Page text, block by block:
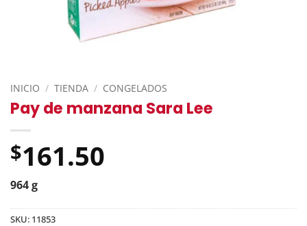
INICIO / TIENDA / CONGELADOS
Pay de manzana Sara Lee
$161.50
964 g
SKU: 11853